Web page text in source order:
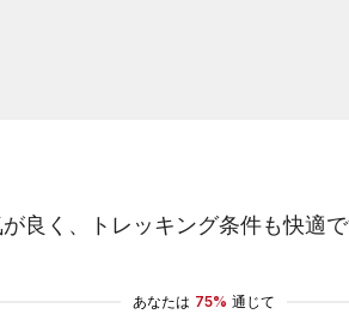
良く、トレッキング条件も快適
あなたは 75% 通じて